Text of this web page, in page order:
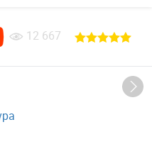
12 667